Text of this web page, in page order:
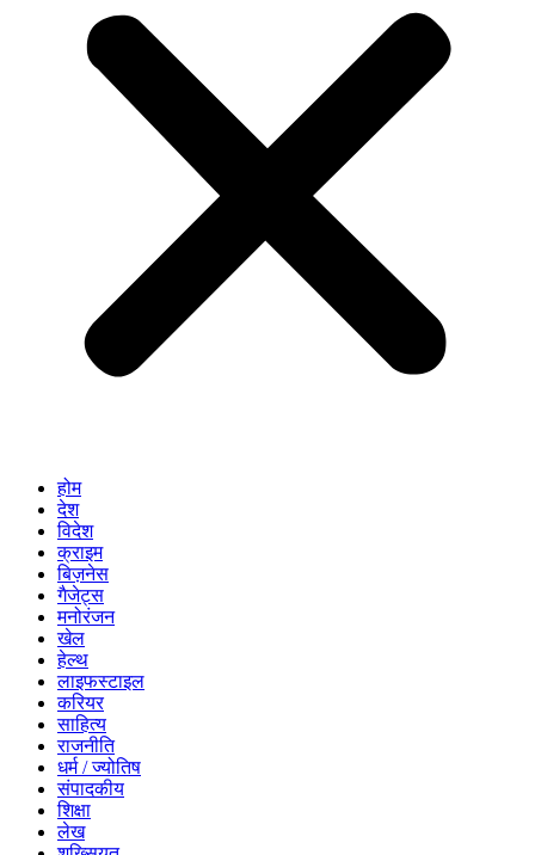
होम
देश
विदेश
क्राइम
बिज़नेस
गैजेट्स
मनोरंजन
खेल
हेल्थ
लाइफस्टाइल
करियर
साहित्य
राजनीति
धर्म / ज्योतिष
संपादकीय
शिक्षा
लेख